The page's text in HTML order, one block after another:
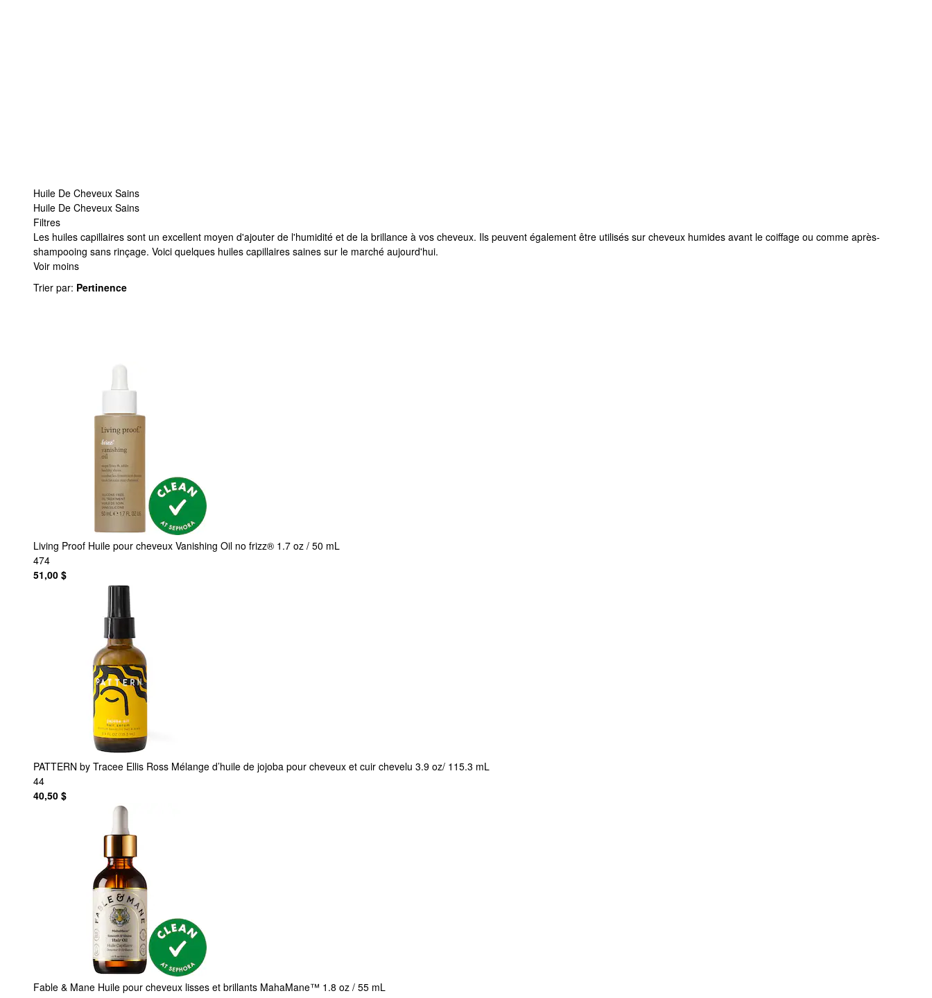
Huile De Cheveux Sains
Huile De Cheveux Sains
Filtres
Huile De Cheveux Sains
Les huiles capillaires sont un excellent moyen d'ajouter de l'humidité et de la brillance à vos cheveux. Ils peuvent également être utilisés sur cheveux humides avant le coiffage ou comme après-
shampooing sans rinçage. Voici quelques huiles capillaires saines sur le marché aujourd'hui.
Voir moins
Trier par: Pertinence
Living Proof Huile pour cheveux Vanishing Oil no frizz® 1.7 oz / 50 mL
474
51,00 $
PATTERN by Tracee Ellis Ross Mélange d’huile de jojoba pour cheveux et cuir chevelu 3.9 oz/ 115.3 mL
44
40,50 $
Fable & Mane Huile pour cheveux lisses et brillants MahaMane™ 1.8 oz / 55 mL